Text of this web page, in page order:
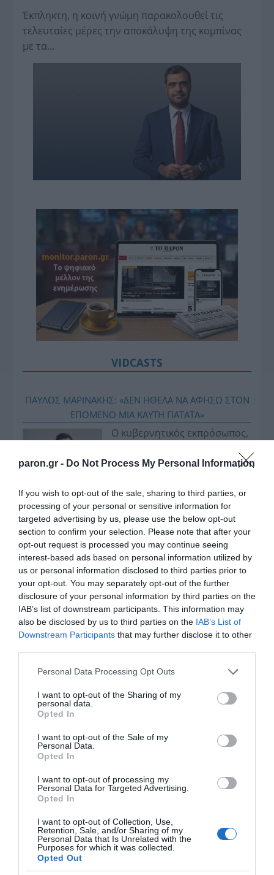
paron.gr - Do Not Process My Personal Information
If you wish to opt-out of the sale, sharing to third parties, or
processing of your personal or sensitive information for
targeted advertising by us, please use the below opt-out
section to confirm your selection. Please note that after your
opt-out request is processed you may continue seeing
interest-based ads based on personal information utilized by
us or personal information disclosed to third parties prior to
your opt-out. You may separately opt-out of the further
disclosure of your personal information by third parties on the
IAB’s list of downstream participants. This information may
also be disclosed by us to third parties on the IAB’s List of
Downstream Participants that may further disclose it to other
Please note that this website/app uses one or more Google
not limited to your visit or usage behaviour. You may click to
grant or deny consent to Google and its third-party tags to
use your data for below specified purposes in below Google
consent section.
Personal Data Processing Opt Outs
I want to opt-out of the Sharing of my
personal data.
Opted In
I want to opt-out of the Sale of my
Personal Data.
Opted In
I want to opt-out of processing my
Personal Data for Targeted Advertising.
Opted In
I want to opt-out of Collection, Use,
Retention, Sale, and/or Sharing of my
Personal Data that Is Unrelated with the
Purposes for which it was collected.
Opted Out
Έκπληκτη, η κοινή γνώμη παρακολουθεί τις
τελευταίες μέρες την αποκάλυψη της κο­μπίνας
με τα…
VIDCASTS
ΠΑΥΛΟΣ ΜΑΡΙΝΑΚΗΣ: «ΔΕΝ ΗΘΕΛΑ ΝΑ ΑΦΗΣΩ ΣΤΟΝ
ΕΠΟΜΕΝΟ ΜΙΑ ΚΑΥΤΗ ΠΑΤΑΤΑ»
Ο κυβερνητικός εκπρόσωπος,
χαρτιά του στις «Τυπολογίες»
τις μεγάλες τομές στον χώρο
των Μέσων Μαζικής
Ενημέρωσης. Σε μια εφ’ όλης της ύλης
συνέντευξη στον Βασίλη Κουφόπουλο, αναλύει
το χρονοδιάγραμμα για τις περιφερειακές και
ραδιοφωνικές άδειες, το πακέτο στήριξης των 80
εκατομμυρίων ευρώ για τον Τύπο, αλλά και την
πρωτοβουλία για την άρση της ανωνυμίας στο
διαδίκτυο.
Η ΣΤΗΛΗ ΜΑΣ